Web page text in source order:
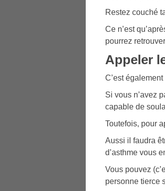
Restez couché
Ce n’est
pourrez
Appeler
C’est
Si vous n’avez
capable de
Toutefois, pour
Aussi il faudra
d’asthme vous
Vous pouvez
personne tierce